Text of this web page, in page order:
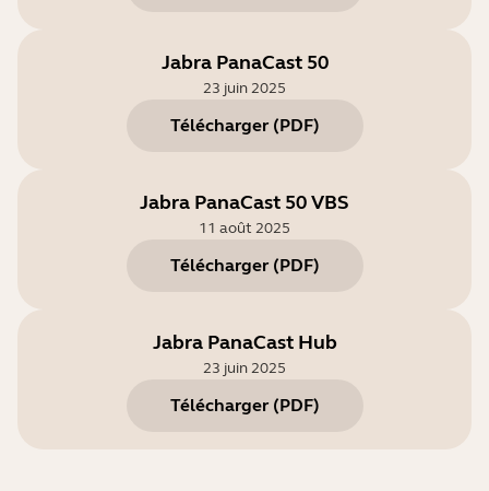
Jabra PanaCast 50
23 juin 2025
Télécharger (PDF)
Jabra PanaCast 50 VBS
11 août 2025
Télécharger (PDF)
Jabra PanaCast Hub
23 juin 2025
Télécharger (PDF)